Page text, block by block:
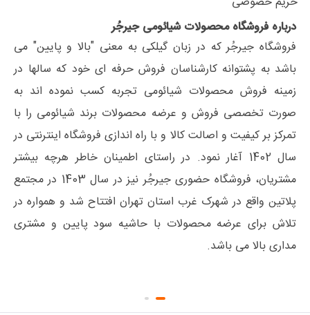
درباره فروشگاه محصولات شیائومی جیرجُر
فروشگاه جیرجُر که در زبان گیلکی به معنی "بالا و پایین" می
باشد به پشتوانه کارشناسان فروش حرفه ای خود که سالها در
زمینه فروش محصولات شیائومی تجربه کسب نموده اند به
صورت تخصصی فروش و عرضه محصولات برند شیائومی را با
تمرکز بر کیفیت و اصالت کالا و با راه اندازی فروشگاه اینترنتی در
سال 1402 آغار نمود. در راستای اطمینان خاطر هرچه بیشتر
مشتریان، فروشگاه حضوری جیرجُر نیز در سال 1403 در مجتمع
پلاتین واقع در شهرک غرب استان تهران افتتاح شد و همواره در
تلاش برای عرضه محصولات با حاشیه سود پایین و مشتری
مداری بالا می باشد.